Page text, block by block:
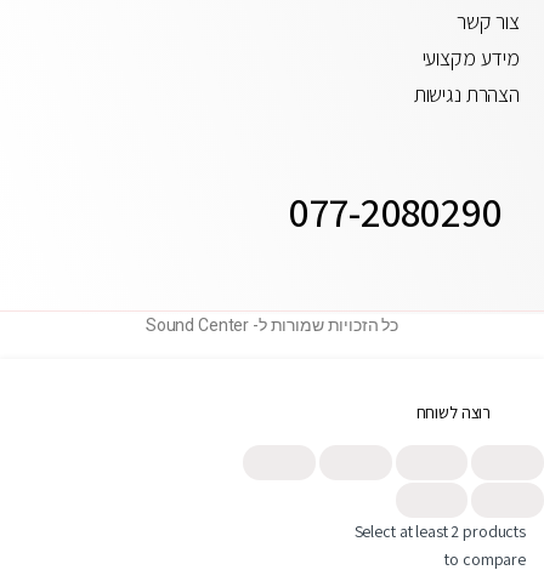
צור קשר
מידע מקצועי
הצהרת נגישות
077-2080290
כל הזכויות שמורות ל- Sound Center
רוצה לשוחח
פנייה בוואטסאפ
Select at least 2 products
to compare